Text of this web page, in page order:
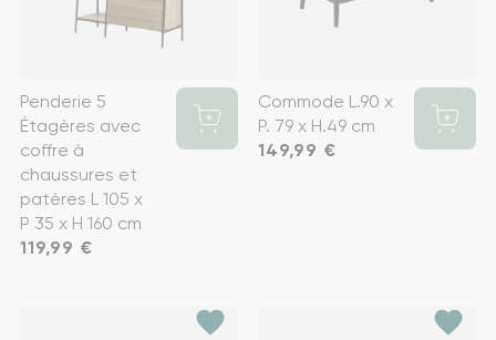
Penderie 5
Étagères avec
coffre à
chaussures et
patères L 105 x
P 35 x H 160 cm
Prix
119,99 €
Commode L.90 x
P. 79 x H.49 cm
Prix
149,99 €
favorite favorite